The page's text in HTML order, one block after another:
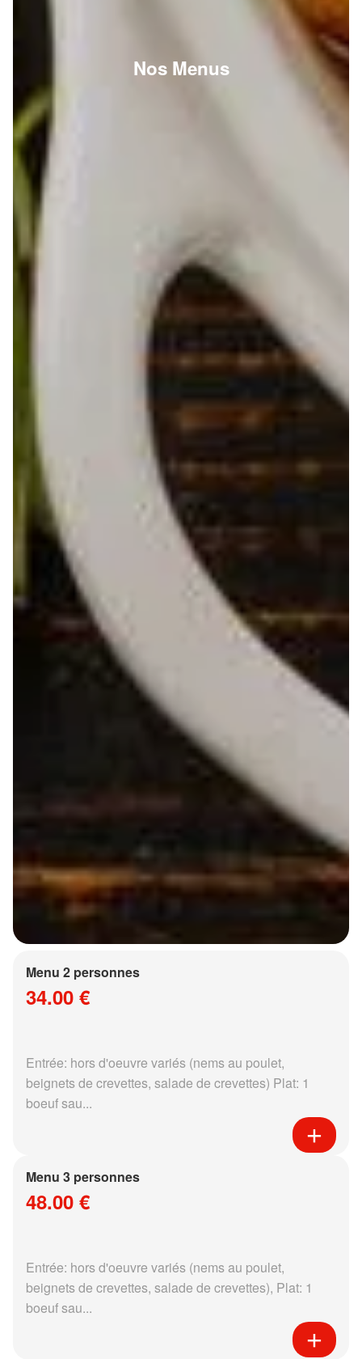
Nos Menus
Menu 2 personnes
34.00 €
Entrée: hors d'oeuvre variés (nems au poulet,
beignets de crevettes, salade de crevettes) Plat: 1
boeuf sau...
Menu 3 personnes
48.00 €
Entrée: hors d'oeuvre variés (nems au poulet,
beignets de crevettes, salade de crevettes), Plat: 1
boeuf sau...